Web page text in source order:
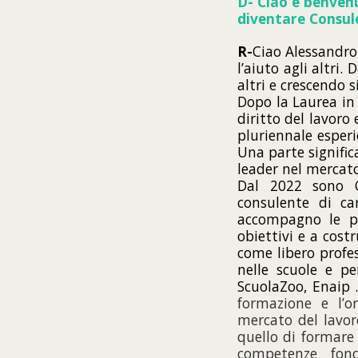
diventare
R-Ciao
l’aiuto agli altri.
altri e crescendo
Dopo la Laurea
diritto del lavoro
pluriennale
Una parte
leader nel
Dal 2022 sono
consulente di
accompagno le
obiettivi e a
come libero
nelle scuole e
ScuolaZoo,
formazione e
mercato del
quello di
competenze